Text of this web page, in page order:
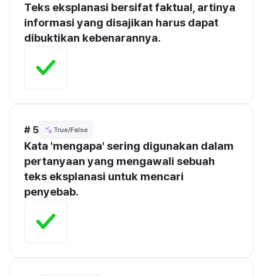
Teks eksplanasi bersifat faktual, artinya
informasi yang disajikan harus dapat
dibuktikan kebenarannya.
# 5 True/False
Kata 'mengapa' sering digunakan dalam
pertanyaan yang mengawali sebuah
teks eksplanasi untuk mencari
penyebab.